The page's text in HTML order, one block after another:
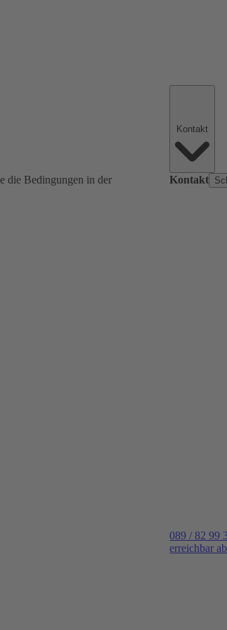
die Bedingungen in der
Kontakt
089 / 82 99
erreichbar